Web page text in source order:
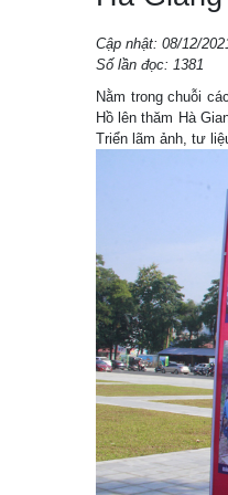
Cập nhật: 08/12/
Số lần đọc: 1381
Nằm trong chuỗi
Hồ lên thăm Hà
Triển lãm ảnh, tư